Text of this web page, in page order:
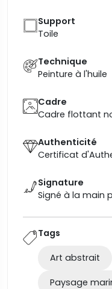
Support
Toile
Technique
Peinture à l'huile
Cadre
Cadre flottant
Authenticité
Certificat
Signature
Signé à la main
Tags
Art abstrait
Paysage